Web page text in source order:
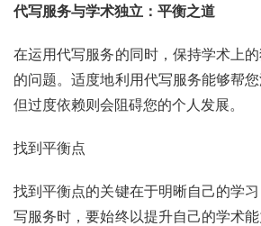
代写服务与学术独立：平衡之道
在运用代写服务的同时，保持学术上
的问题。适度地利用代写服务能够帮
但过度依赖则会阻碍您的个人发展。
找到平衡点
找到平衡点的关键在于明晰自己的学
写服务时，要始终以提升自己的学术